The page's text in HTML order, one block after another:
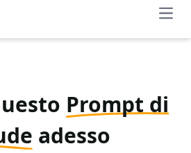
Prompt di
adesso